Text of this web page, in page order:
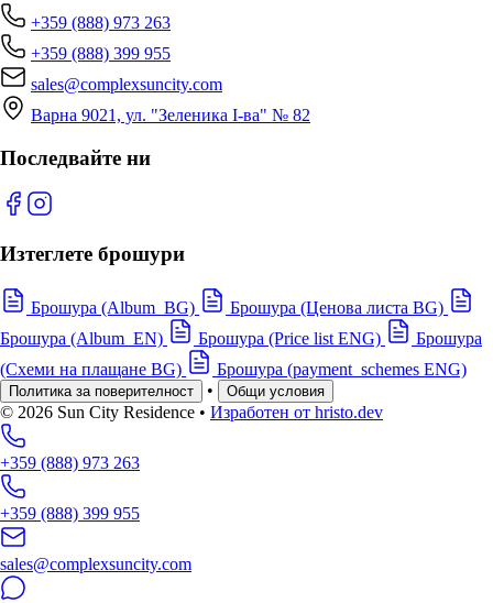
+359 (888) 973 263
+359 (888) 399 955
sales@complexsuncity.com
Варна 9021, ул. "Зеленика I-ва" № 82
Последвайте ни
Изтеглете брошури
Брошура (Album_BG)
Брошура (Ценова листа BG)
Брошура (Album_EN)
Брошура (Price list ENG)
Брошура
(Схеми на плащане BG)
Брошура (payment_schemes ENG)
Политика за поверителност • Общи условия
© 2026 Sun City Residence • Изработен от hristo.dev
+359 (888) 973 263
+359 (888) 399 955
sales@complexsuncity.com